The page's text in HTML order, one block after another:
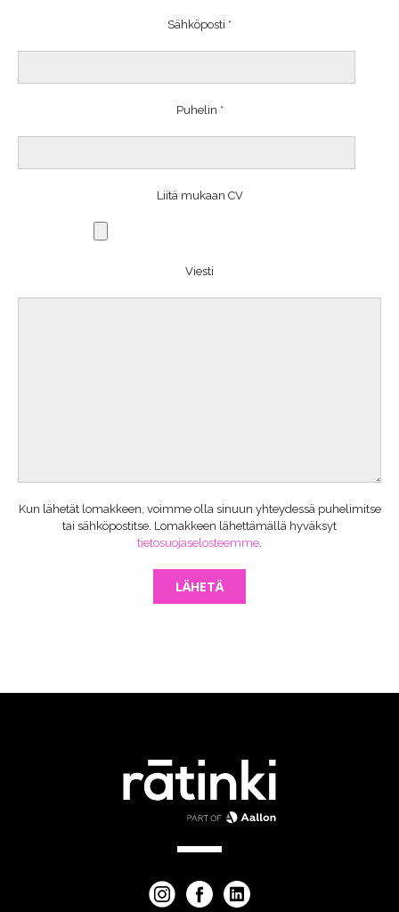
Sähköposti *
Puhelin *
Liitä mukaan CV
Viesti
Kun lähetät lomakkeen, voimme olla sinuun yhteydessä puhelimitse
tai sähköpostitse. Lomakkeen lähettämällä hyväksyt
tietosuojaselosteemme.